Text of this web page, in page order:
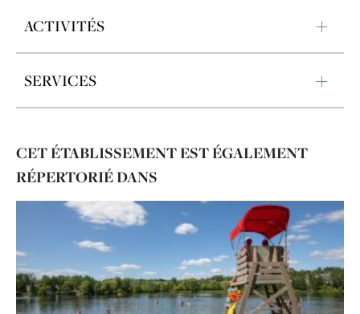
ACTIVITÉS
SERVICES
CET ÉTABLISSEMENT EST ÉGALEMENT
RÉPERTORIÉ DANS